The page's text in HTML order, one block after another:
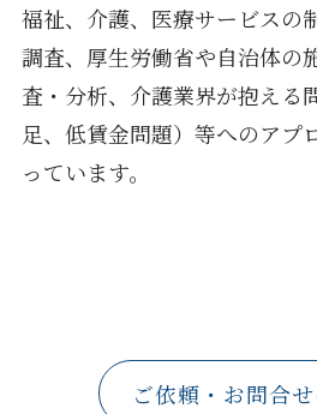
福祉、介護、医療サービスの
調査、厚生労働省や自治体の
査・分析、介護業界が抱える
足、低賃金問題）等へのアプ
っています。
ご依頼・お問合